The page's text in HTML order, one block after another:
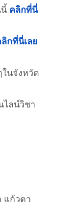
นี้ คลิกที่นี่
กที่นี่เลย
นจังหวัด
ไลน์วิชา
แก้วตา